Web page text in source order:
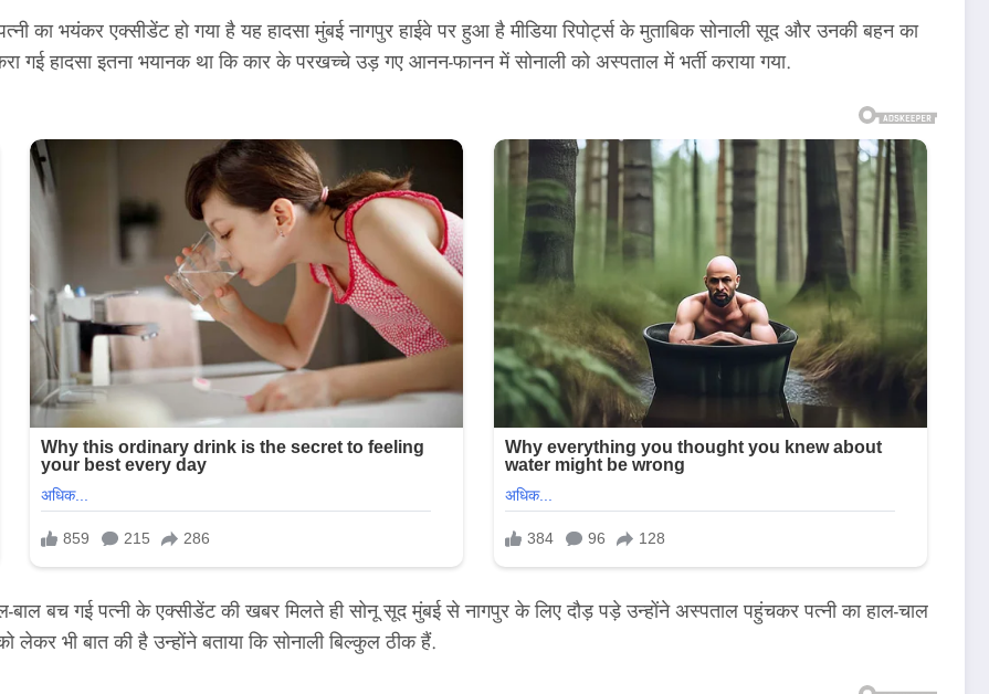
का भयंकर एक्सीडेंट हो गया है यह हादसा मुंबई नागपुर हाईवे पर हुआ है मीडिया रिपोर्ट्स के मुताबिक सोनाली सूद और उनकी बहन का
हादसा इतना भयानक था कि कार के परखच्चे उड़ गए आनन-फानन में सोनाली को अस्पताल में भर्ती कराया गया.
बच गई पत्नी के एक्सीडेंट की खबर मिलते ही सोनू सूद मुंबई से नागपुर के लिए दौड़ पड़े उन्होंने अस्पताल पहुंचकर पत्नी का हाल-चाल
भी बात की है उन्होंने बताया कि सोनाली बिल्कुल ठीक हैं.